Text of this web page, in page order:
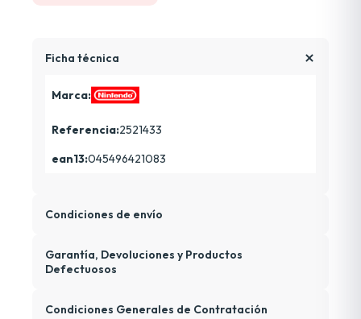
Ficha técnica
Marca:
Referencia:2521433
ean13:045496421083
Condiciones de envío
Garantía, Devoluciones y Productos
Defectuosos
Condiciones Generales de Contratación